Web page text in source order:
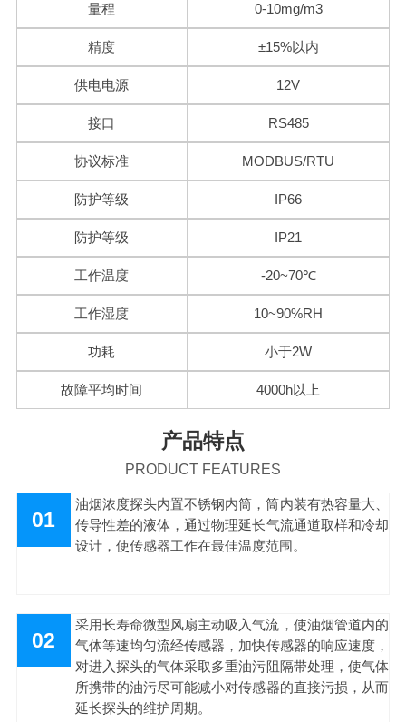
量程 0-10mg/m3
精度 ±15%以内
供电电源 12V
接口 RS485
协议标准 MODBUS/RTU
防护等级 IP66
防护等级 IP21
工作温度 -20~70℃
工作湿度 10~90%RH
功耗 小于2W
故障平均时间 4000h以上
产品特点
PRODUCT FEATURES
01
油烟浓度探头内置不锈钢内筒，筒内装有热容量大、
传导性差的液体，通过物理延长气流通道取样和冷却
设计，使传感器工作在最佳温度范围。
02
采用长寿命微型风扇主动吸入气流，使油烟管道内的
气体等速均匀流经传感器，加快传感器的响应速度，
对进入探头的气体采取多重油污阻隔带处理，使气体
所携带的油污尽可能减小对传感器的直接污损，从而
延长探头的维护周期。